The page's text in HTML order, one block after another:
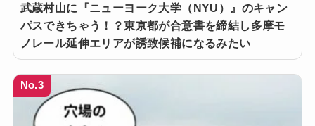
武蔵村山に『ニューヨーク大学（NYU）』のキャン
パスできちゃう！？東京都が合意書を締結し多摩モ
ノレール延伸エリアが誘致候補になるみたい
No.3